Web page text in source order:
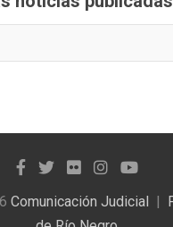
Comunicación Judicial